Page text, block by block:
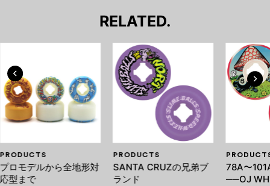
RELATED.
PRODUCTS
プロモデルから全地形対
応型まで
PRODUCTS
SANTA CRUZの兄弟ブ
ランド
78A〜
──OJ